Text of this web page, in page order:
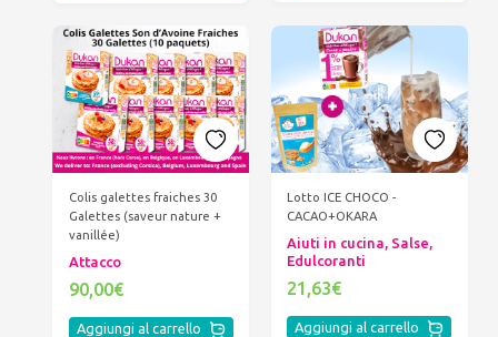
Colis galettes fraiches 30
Galettes (saveur nature +
vanillée)
Attacco
90,00€
Aggiungi al carrello
Lotto ICE CHOCO -
CACAO+OKARA
Aiuti in cucina, Salse,
Edulcoranti
21,63€
Aggiungi al carrello